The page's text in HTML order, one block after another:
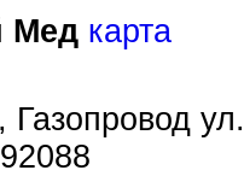
Мед карта
Газопровод